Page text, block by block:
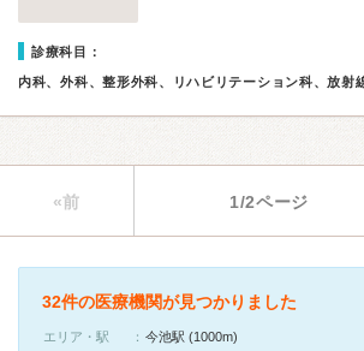
診療科目：
内科、外科、整形外科、リハビリテーション科、放射
«前 1/2ページ
32件の医療機関が見つかりました
エリア・駅
今池駅 (1000m)